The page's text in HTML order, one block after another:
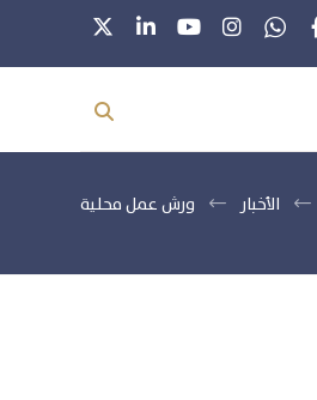
الأخبار ورش عمل محلية